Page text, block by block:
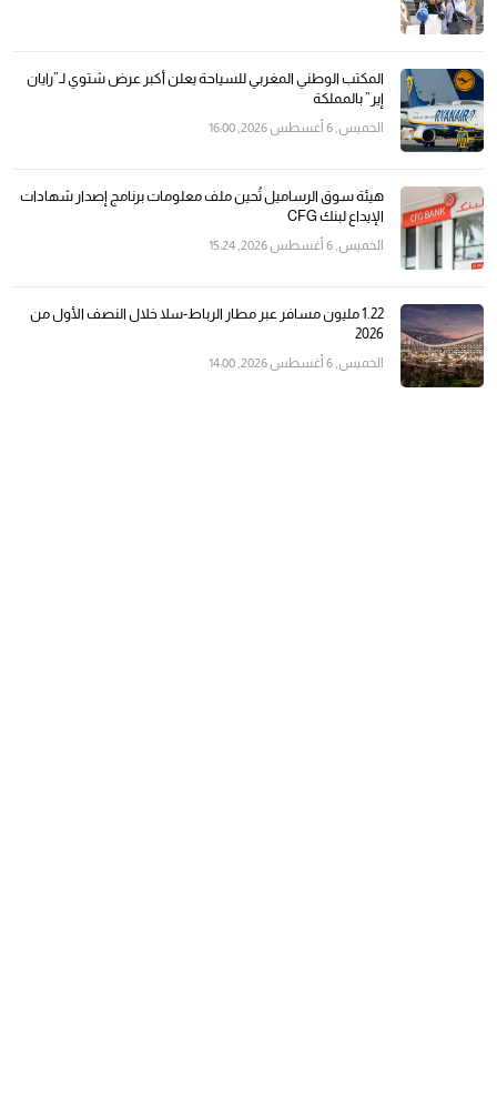
المكتب الوطني المغربي للسياحة يعلن أكبر عرض شتوي لـ”رايان
إير” بالمملكة
الخميس, 6 أغسطس 2026, 16:00
هيئة سوق الرساميل تُحين ملف معلومات برنامج إصدار شهادات
الإيداع لبنك CFG
الخميس, 6 أغسطس 2026, 15:24
1.22 مليون مسافر عبر مطار الرباط-سلا خلال النصف الأول من
2026
الخميس, 6 أغسطس 2026, 14:00